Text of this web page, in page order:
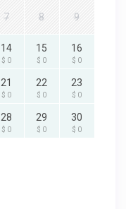
7 8 9
14
$ 0
15
$ 0
16
$ 0
21
$ 0
22
$ 0
23
$ 0
28
$ 0
29
$ 0
30
$ 0